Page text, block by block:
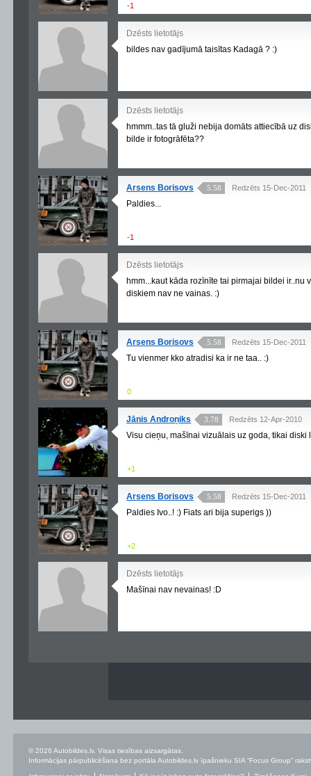
-1
Dzēsts lietotājs
bildes nav gadījumā taisītas Kadagā ? :)
Dzēsts lietotājs
hmmm..tas tā gluži nebija domāts attiecībā uz
bilde ir fotogrāfēta??
Arsens Borisovs 5.58 Redzēts 15-Dec-2011
Paldies...
-1
Dzēsts lietotājs
hmm...kaut kāda rozīnīte tai pirmajai bildei ir..nu
diskiem nav ne vainas. :)
Arsens Borisovs 5.58 Redzēts 15-Dec-2011
Tu vienmer kko atradisi ka ir ne taa.. :)
0
Jānis Androņiks 3.78 Redzēts 12-Apr-2010
Visu cieņu, mašīnai vizuālais uz goda, tikai diski
+1
Arsens Borisovs 5.58 Redzēts 15-Dec-2011
Paldies Ivo..! :) Fiats ari bija superigs ))
+2
Dzēsts lietotājs
Mašīnai nav nevainas! :D
© 2026 Autobildes.lv. Visas tiesības aizsargātas.
Informācijas pārpublicēšana bez portāla Autobildes.lv īpašnieku SIA “Focus Group”